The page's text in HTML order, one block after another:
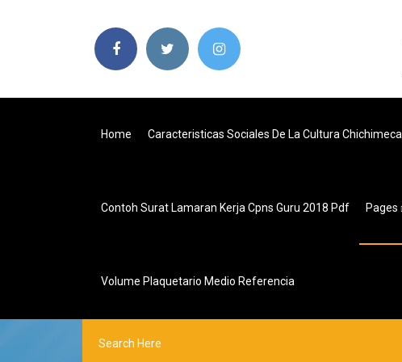
Home Caracteristicas Sociales De La Cultura Chichimeca
Contoh Surat Lamaran Kerja Cpns Guru 2018 Pdf Pages
Volume Plaquetario Medio Referencia